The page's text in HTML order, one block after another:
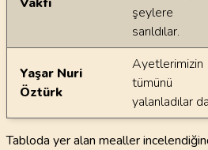
şeylere
sarıldılar.
Yaşar Nuri
Öztürk
Ayetlerimizin
tümünü
yalanladılar da
Tabloda yer alan mealler